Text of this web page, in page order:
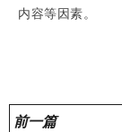
内容等因素。
前一篇